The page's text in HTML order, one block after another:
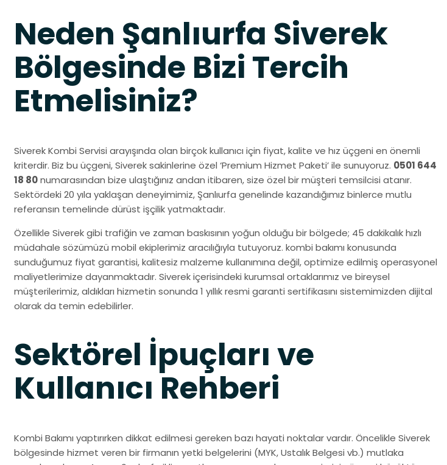
Neden Şanlıurfa Siverek
Bölgesinde Bizi Tercih
Etmelisiniz?
Siverek Kombi Servisi arayışında olan birçok kullanıcı için fiyat, kalite ve hız üçgeni en önemli
kriterdir. Biz bu üçgeni, Siverek sakinlerine özel ‘Premium Hizmet Paketi’ ile sunuyoruz. 0501 644
18 80numarasından bize ulaştığınız andan itibaren, size özel bir müşteri temsilcisi atanır.
Sektördeki 20 yıla yaklaşan deneyimimiz, Şanlıurfa genelinde kazandığımız binlerce mutlu
referansın temelinde dürüst işçilik yatmaktadır.
Özellikle Siverek gibi trafiğin ve zaman baskısının yoğun olduğu bir bölgede; 45 dakikalık hızlı
müdahale sözümüzü mobil ekiplerimiz aracılığıyla tutuyoruz. kombi bakımı konusunda
sunduğumuz fiyat garantisi, kalitesiz malzeme kullanımına değil, optimize edilmiş operasyonel
maliyetlerimize dayanmaktadır. Siverek içerisindeki kurumsal ortaklarımız ve bireysel
müşterilerimiz, aldıkları hizmetin sonunda 1 yıllık resmi garanti sertifikasını sistemimizden dijital
olarak da temin edebilirler.
Sektörel İpuçları ve
Kullanıcı Rehberi
Kombi Bakımı yaptırırken dikkat edilmesi gereken bazı hayati noktalar vardır. Öncelikle Siverek
bölgesinde hizmet veren bir firmanın yetki belgelerini (MYK, Ustalık Belgesi vb.) mutlaka